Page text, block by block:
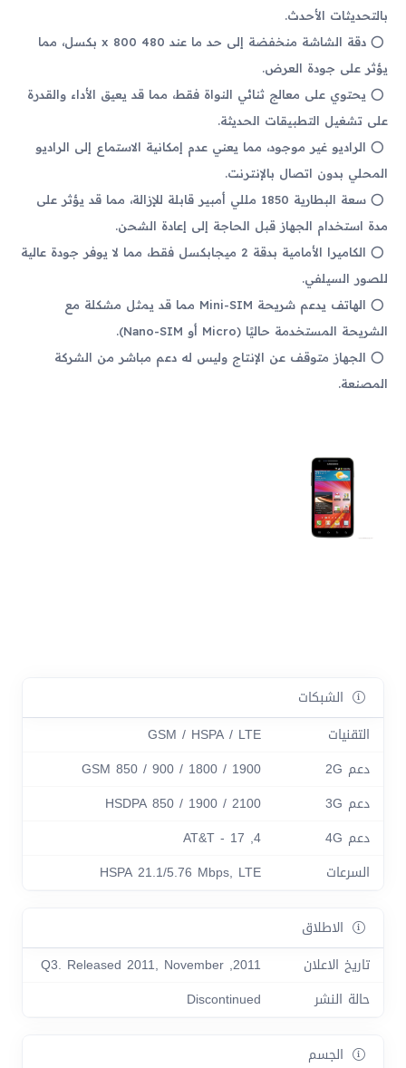
بالتحديثات الأحدث.
دقة الشاشة منخفضة إلى حد ما عند 480 x 800 بكسل، مما
يؤثر على جودة العرض.
يحتوي على معالج ثنائي النواة فقط، مما قد يعيق الأداء والقدرة
على تشغيل التطبيقات الحديثة.
الراديو غير موجود، مما يعني عدم إمكانية الاستماع إلى الراديو
المحلي بدون اتصال بالإنترنت.
سعة البطارية 1850 مللي أمبير قابلة للإزالة، مما قد يؤثر على
مدة استخدام الجهاز قبل الحاجة إلى إعادة الشحن.
الكاميرا الأمامية بدقة 2 ميجابكسل فقط، مما لا يوفر جودة عالية
للصور السيلفي.
الهاتف يدعم شريحة Mini-SIM مما قد يمثل مشكلة مع
الشريحة المستخدمة حاليًا (Micro أو Nano-SIM).
الجهاز متوقف عن الإنتاج وليس له دعم مباشر من الشركة
المصنعة.
الشبكات
التقنيات
GSM / HSPA / LTE
دعم 2G
GSM 850 / 900 / 1800 / 1900
دعم 3G
HSDPA 850 / 1900 / 2100
دعم 4G
4, 17 - AT&T
السرعات
HSPA 21.1/5.76 Mbps, LTE
الاطلاق
تاريخ الاعلان
2011, Q3. Released 2011, November
حالة النشر
Discontinued
الجسم